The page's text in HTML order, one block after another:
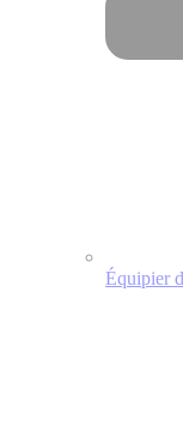
Équipier